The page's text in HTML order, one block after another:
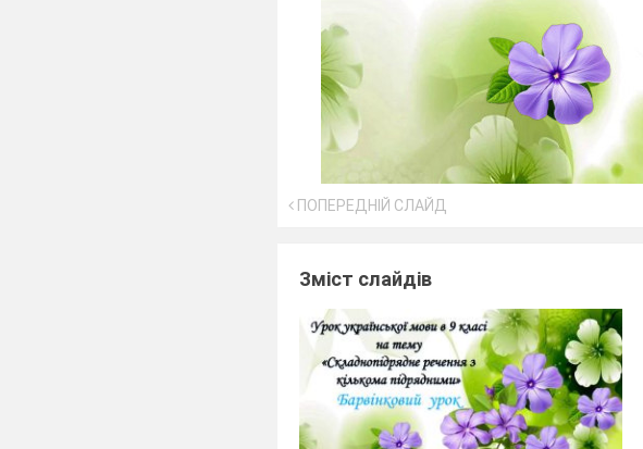
ПОПЕРЕДНІЙ СЛАЙД
Зміст слайдів